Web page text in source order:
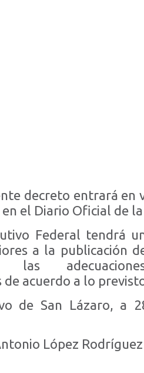
decreto entrará en
el Diario Oficial de
Federal tendrá
a la publicación
acuerdo a lo
de San Lázaro, a
López